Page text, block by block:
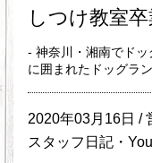
しつけ教室
- 神奈川・湘南でド
に囲まれたドッグラ
2020年03月16日 /
スタッフ日記・